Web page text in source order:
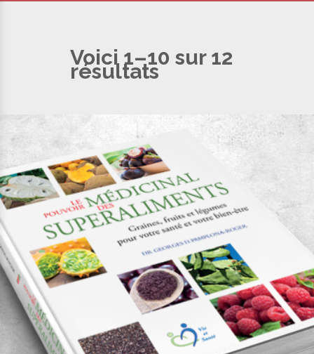
Voici 1–10 sur 12
résultats